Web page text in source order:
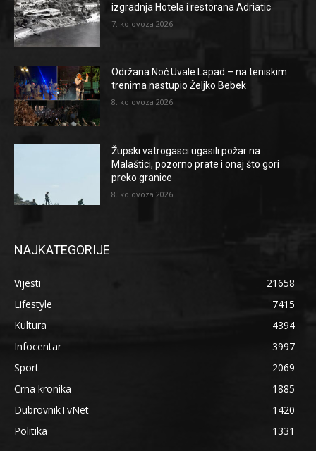
izgradnja Hotela i restorana Adriatic
7. kolovoza 2026.
Održana Noć Uvale Lapad – na teniskim
trenima nastupio Željko Bebek
8. kolovoza 2026.
Župski vatrogasci ugasili požar na
Malaštici, pozorno prate i onaj što gori
preko granice
8. kolovoza 2026.
NAJKATEGORIJE
Vijesti
21658
Lifestyle
7415
Kultura
4394
Infocentar
3997
Sport
2069
Crna kronika
1885
DubrovnikTvNet
1420
Politika
1331